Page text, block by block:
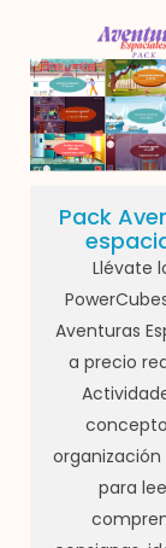
Pack
Llévate
Aventuras
a precio
organización
para